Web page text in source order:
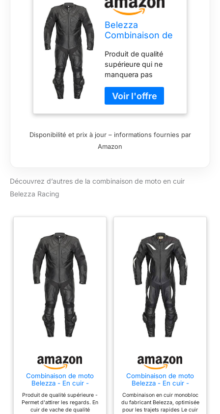
Belezza
Combinaison de
Racing - Noir -
Une pièce (60)
Produit de qualité
supérieure qui ne
manquera pas
Combinaison de
qualité supérieure en
100 % cuir de
comme combinaison
en cuir pour
amovibles incluses.
coudes et les
Disponibilité et prix à jour – informations fournies par
Amazon
Découvrez d’autres de la combinaison de moto en cuir
Belezza Racing
Combinaison de moto
Belezza - En cuir -
Produit de qualité supérieure -
Permet d'attirer les regards. En
cuir de vache de qualité
Combinaison de moto
Belezza - En cuir -
Combinaison en cuir monobloc
du fabricant Belezza, optimisée
pour les trajets rapides Le cuir